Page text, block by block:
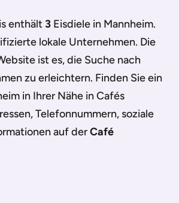
enthält3 Eisdiele in Mannheim.
lokale Unternehmen. Die
ist es, die Suche nach
zu erleichtern. Finden Sie ein
in Ihrer Nähe in Cafés
Telefonnummern, soziale
auf derCafé